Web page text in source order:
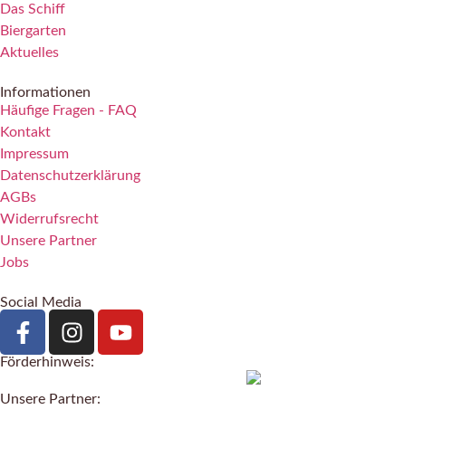
Das Schiff
Biergarten
Aktuelles
Informationen
Häufige Fragen - FAQ
Kontakt
Impressum
Datenschutzerklärung
AGBs
Widerrufsrecht
Unsere Partner
Jobs
Social Media
Förderhinweis:
Unsere Partner: